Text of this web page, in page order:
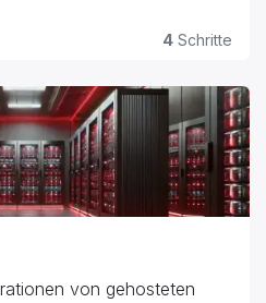
4 Schritte
von gehosteten